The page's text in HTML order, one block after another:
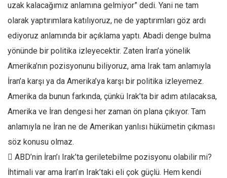
uzak kalacağımız anlamına gelmiyor” dedi. Yani ne tam
olarak yaptırımlara katılıyoruz, ne de yaptırımları göz ardı
ediyoruz anlamında bir açıklama yaptı. Abadi denge bulma
yönünde bir politika izleyecektir. Zaten İran’a yönelik
Amerika’nın pozisyonunu biliyoruz, ama Irak tam anlamıyla
İran’a karşı ya da Amerika’ya karşı bir politika izleyemez.
Amerika da bunun farkında, çünkü Irak’ta bir adım atılacaksa,
Amerika ve İran dengesi her zaman ön plana çıkıyor. Tam
anlamıyla ne İran ne de Amerikan yanlısı hükümetin çıkması
söz konusu olmaz.
 ABD’nin İran’ı Irak’ta geriletebilme pozisyonu olabilir mi?
İhtimali var ama İran’ın Irak’taki eli çok güçlü. Hem kendi